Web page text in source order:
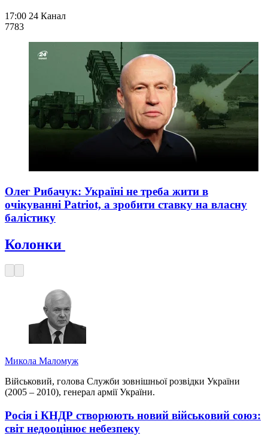
17:00 24 Канал
7783
Олег Рибачук: Україні не треба жити в
очікуванні Patriot, а зробити ставку на власну
балістику
Колонки
Микола Маломуж
Військовий, голова Служби зовнішньої розвідки України
(2005 – 2010), генерал армії України.
Росія і КНДР створюють новий військовий союз:
світ недооцінює небезпеку